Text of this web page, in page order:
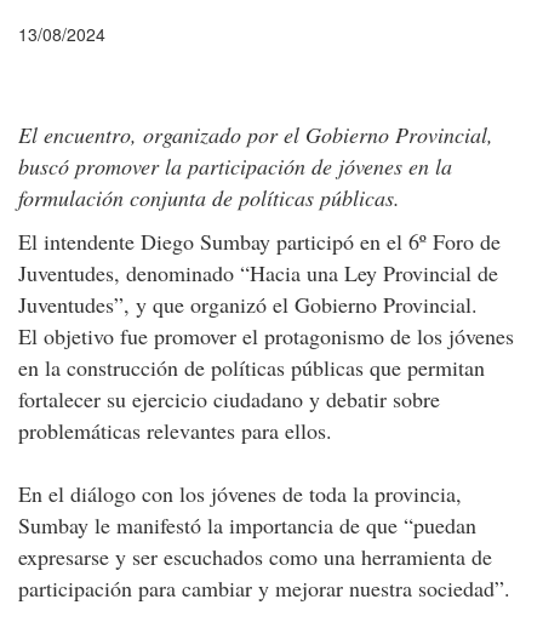
13/08/2024
El encuentro, organizado por el Gobierno Provincial,
buscó promover la participación de jóvenes en la
formulación conjunta de políticas públicas.
El intendente Diego Sumbay participó en el 6º Foro de
Juventudes, denominado “Hacia una Ley Provincial de
Juventudes”, y que organizó el Gobierno Provincial.
El objetivo fue promover el protagonismo de los jóvenes
en la construcción de políticas públicas que permitan
fortalecer su ejercicio ciudadano y debatir sobre
problemáticas relevantes para ellos.
En el diálogo con los jóvenes de toda la provincia,
Sumbay le manifestó la importancia de que “puedan
expresarse y ser escuchados como una herramienta de
participación para cambiar y mejorar nuestra sociedad”.